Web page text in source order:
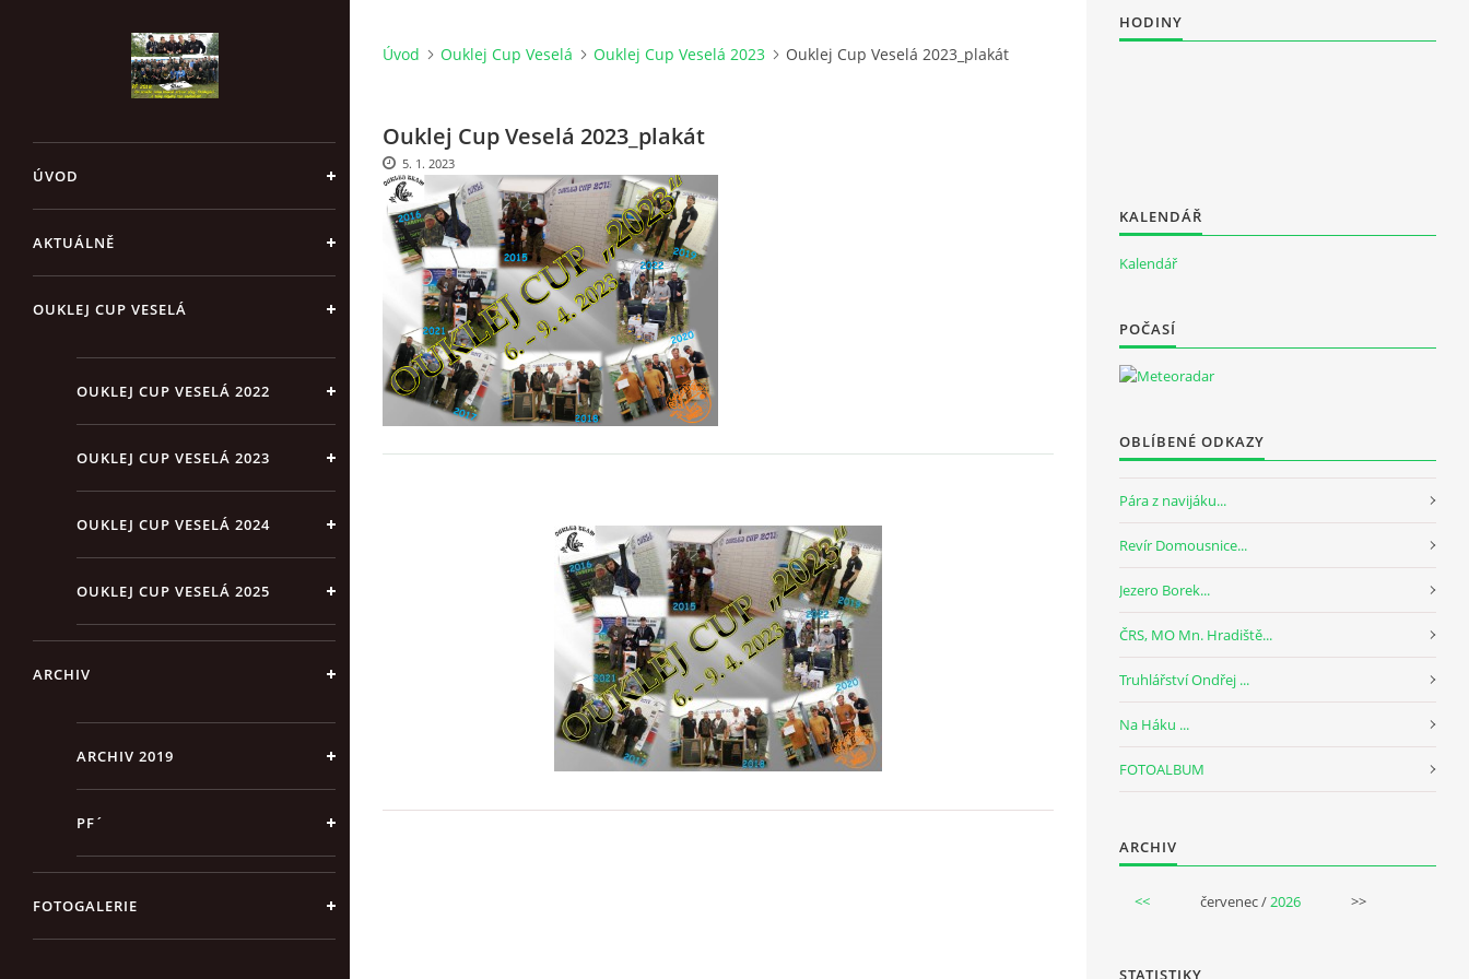
ÚVOD
AKTUÁLNĚ
OUKLEJ CUP VESELÁ
OUKLEJ CUP VESELÁ 2022
OUKLEJ CUP VESELÁ 2023
OUKLEJ CUP VESELÁ 2024
OUKLEJ CUP VESELÁ 2025
ARCHIV
ARCHIV 2019
PF´
FOTOGALERIE
Úvod Ouklej Cup Veselá Ouklej Cup Veselá 2023 Ouklej Cup Veselá 2023_plakát
Ouklej Cup Veselá 2023_plakát
5. 1. 2023
HODINY
KALENDÁŘ
Kalendář
POČASÍ
OBLÍBENÉ ODKAZY
Pára z navijáku...
Revír Domousnice...
Jezero Borek...
ČRS, MO Mn. Hradiště...
Truhlářství Ondřej ...
Na Háku ...
FOTOALBUM
ARCHIV
<< červenec /2026 >>
STATISTIKY